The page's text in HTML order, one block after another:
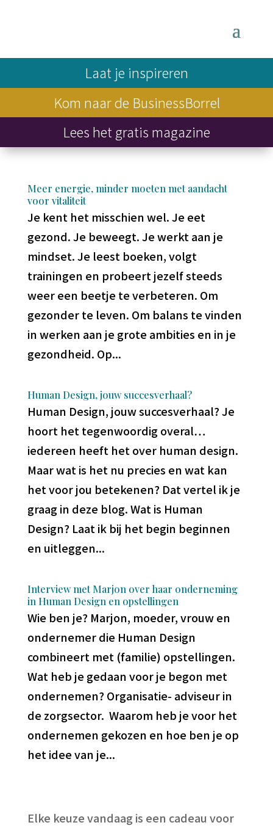
Laat je inspireren
Kom naar de BusinessBorrel
Lees het gratis magazine
Meer energie, minder moeten met aandacht
voor vitaliteit
Je kent het misschien wel. Je eet
gezond. Je beweegt. Je werkt aan je
mindset. Je leest boeken, volgt
trainingen en probeert jezelf steeds
weer een beetje te verbeteren. Om
gezonder te leven. Om balans te vinden
in werken aan je grote ambities en in je
gezondheid. Op...
Human Design, jouw succesverhaal?
Human Design, jouw succesverhaal? Je
hoort het tegenwoordig overal…
iedereen heeft het over human design.
Maar wat is het nu precies en wat kan
het voor jou betekenen? Dat vertel ik je
graag in deze blog. Wat is Human
Design? Laat ik bij het begin beginnen
en uitleggen...
Interview met Marjon over haar onderneming
in Human Design en opstellingen
Wie ben je? Marjon, moeder, vrouw en
ondernemer die Human Design
combineert met (familie) opstellingen.
Wat heb je gedaan voor je begon met
ondernemen? Organisatie- adviseur in
de zorgsector. Waarom heb je voor het
ondernemen gekozen en hoe ben je op
het idee van je...
Elke keuze vandaag is een cadeau voor